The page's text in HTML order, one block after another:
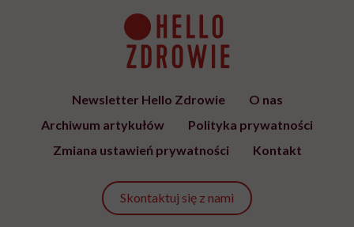
Newsletter Hello Zdrowie
O nas
Archiwum artykułów
Polityka prywatności
Zmiana ustawień prywatności
Kontakt
Skontaktuj się z nami